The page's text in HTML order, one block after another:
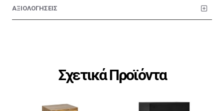
ΑΞΙΟΛΟΓΗΣΕΙΣ
Σχετικά Προϊόντα